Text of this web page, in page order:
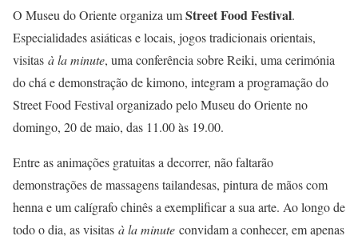
O Museu do Oriente organiza umStreet Food Festival.
Especialidades asiáticas e locais, jogos tradicionais orientais,
visitas à la minute, uma conferência sobre Reiki, uma cerimónia
do chá e demonstração de kimono, integram a programação do
Street Food Festival organizado pelo Museu do Oriente no
domingo, 20 de maio, das 11.00 às 19.00.
Entre as animações gratuitas a decorrer, não faltarão
demonstrações de massagens tailandesas, pintura de mãos com
henna e um calígrafo chinês a exemplificar a sua arte. Ao longo de
todo o dia, as visitas à la minute convidam a conhecer, em apenas